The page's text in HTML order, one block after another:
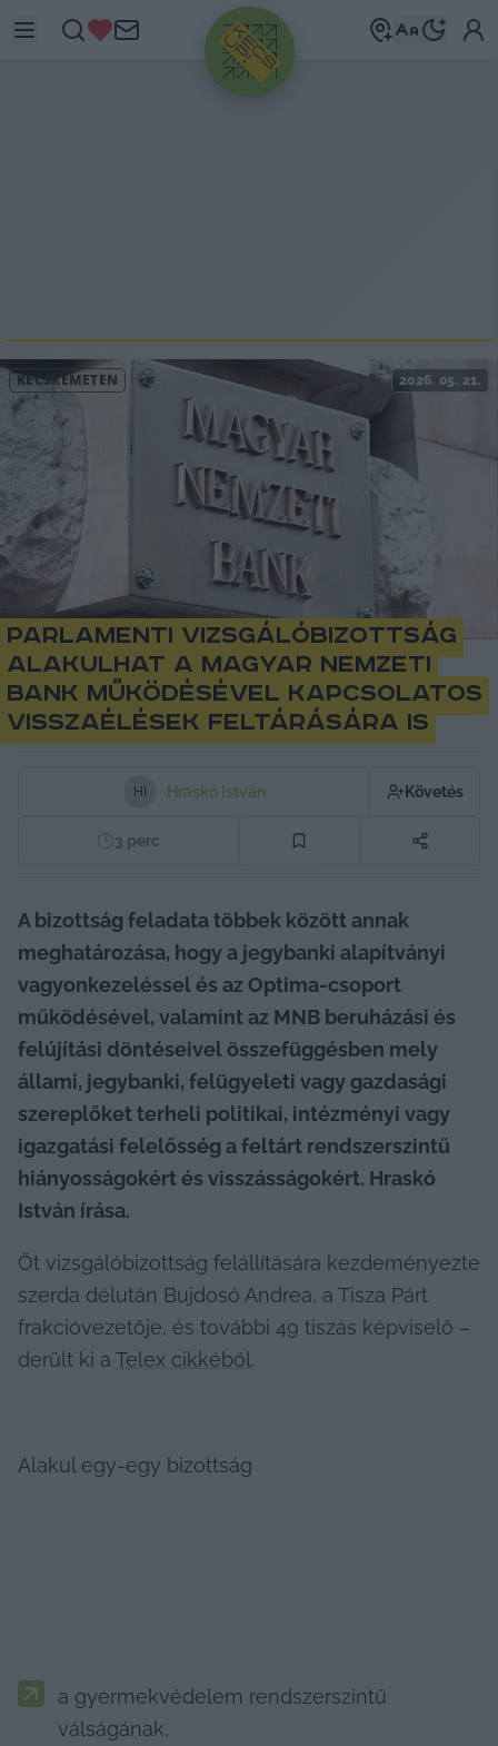
HIRDETÉS
KECSKEMÉTEN 2026. 05. 21.
Parlamenti vizsgálóbizottság
alakulhat a Magyar Nemzeti
Bank működésével kapcsolatos
visszaélések feltárására is
H Hraskó István Követés
3 perc
A bizottság feladata többek között annak
meghatározása, hogy a jegybanki alapítványi
vagyonkezeléssel és az Optima-csoport
működésével, valamint az MNB beruházási és
felújítási döntéseivel összefüggésben mely
állami, jegybanki, felügyeleti vagy gazdasági
szereplőket terheli politikai, intézményi vagy
igazgatási felelősség a feltárt rendszerszintű
hiányosságokért és visszásságokért. Hraskó
István írása.
Öt vizsgálóbizottság felállítására kezdeményezte
szerda délután Bujdosó Andrea, a Tisza Párt
frakcióvezetője, és további 49 tiszás képviselő –
derült ki a Telex cikkéből .
Alakul egy-egy bizottság
a gyermekvédelem rendszerszintű
válságának,